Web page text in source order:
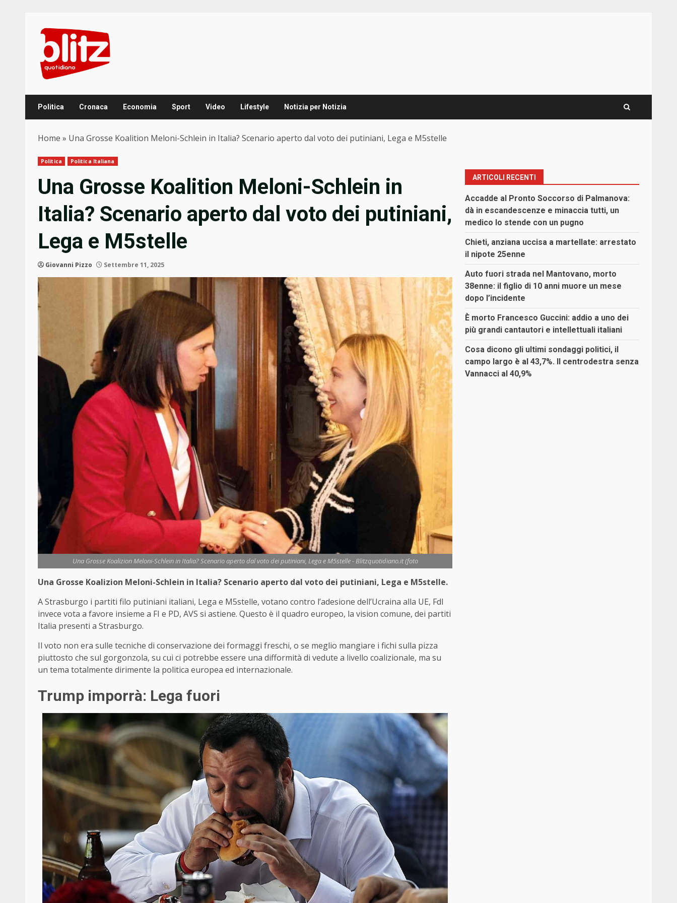
content
Politica Cronaca Economia Sport Video Lifestyle Notizia per Notizia
Home » Una Grosse Koalition Meloni-Schlein in Italia? Scenario aperto dal voto dei putiniani, Lega e M5stelle
Politica Politica Italiana
Una Grosse Koalition Meloni-Schlein in
Italia? Scenario aperto dal voto dei putiniani,
Lega e M5stelle
Giovanni Pizzo Settembre 11, 2025
Una Grosse Koalizion Meloni-Schlein in Italia? Scenario aperto dal voto dei putiniani, Lega e M5stelle - Blitzquotidiano.it (foto
Una Grosse Koalizion Meloni-Schlein in Italia? Scenario aperto dal voto dei putiniani, Lega e M5stelle.
A Strasburgo i partiti filo putiniani italiani, Lega e M5stelle, votano contro l’adesione dell’Ucraina alla UE, FdI
invece vota a favore insieme a FI e PD, AVS si astiene. Questo è il quadro europeo, la vision comune, dei partiti
Italia presenti a Strasburgo.
Il voto non era sulle tecniche di conservazione dei formaggi freschi, o se meglio mangiare i fichi sulla pizza
piuttosto che sul gorgonzola, su cui ci potrebbe essere una difformità di vedute a livello coalizionale, ma su
un tema totalmente dirimente la politica europea ed internazionale.
Trump imporrà: Lega fuori
ARTICOLI RECENTI
Accadde al Pronto Soccorso di Palmanova:
dà in escandescenze e minaccia tutti, un
medico lo stende con un pugno
Chieti, anziana uccisa a martellate: arrestato
il nipote 25enne
Auto fuori strada nel Mantovano, morto
38enne: il figlio di 10 anni muore un mese
dopo l’incidente
È morto Francesco Guccini: addio a uno dei
più grandi cantautori e intellettuali italiani
Cosa dicono gli ultimi sondaggi politici, il
campo largo è al 43,7%. Il centrodestra senza
Vannacci al 40,9%